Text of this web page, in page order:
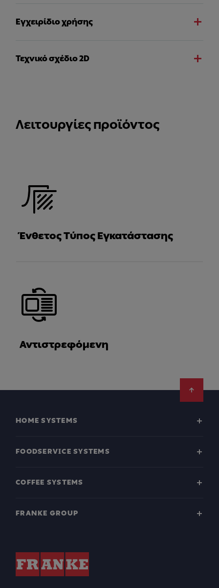
Εγχειρίδιο χρήσης
Τεχνικό σχέδιο 2D
Λειτουργίες προϊόντος
Ένθετος Τύπος Εγκατάστασης
Αντιστρεφόμενη
HOME SYSTEMS
FOODSERVICE SYSTEMS
COFFEE SYSTEMS
FRANKE GROUP